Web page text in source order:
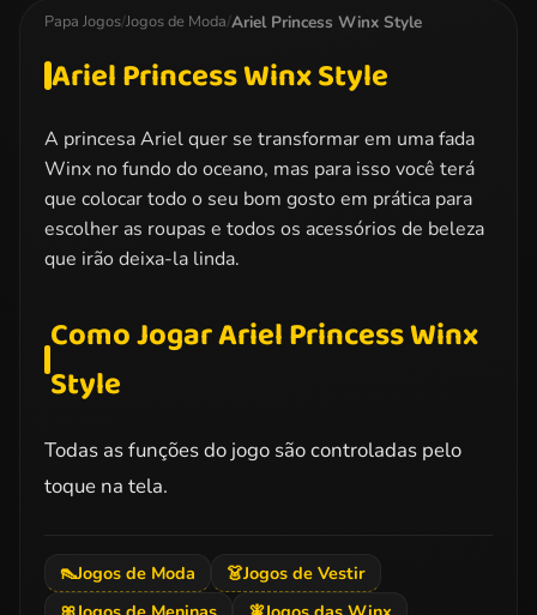
Papa Jogos/Jogos de Moda/Ariel Princess Winx Style
Ariel Princess Winx Style
A princesa Ariel quer se transformar em uma fada
Winx no fundo do oceano, mas para isso você terá
que colocar todo o seu bom gosto em prática para
escolher as roupas e todos os acessórios de beleza
que irão deixa-la linda.
Como Jogar Ariel Princess Winx
Style
Todas as funções do jogo são controladas pelo
toque na tela.
👠Jogos de Moda 👗Jogos de Vestir